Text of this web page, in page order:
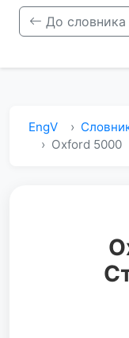
До словника
EngV
Oxford 5000